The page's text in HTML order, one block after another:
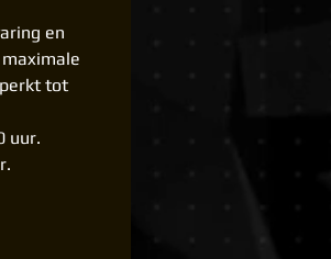
en
tot
uur.